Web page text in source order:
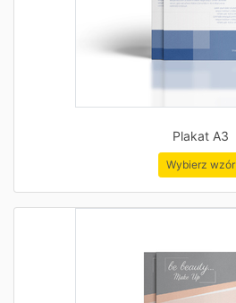
Plakat A3
Wybierz wzór